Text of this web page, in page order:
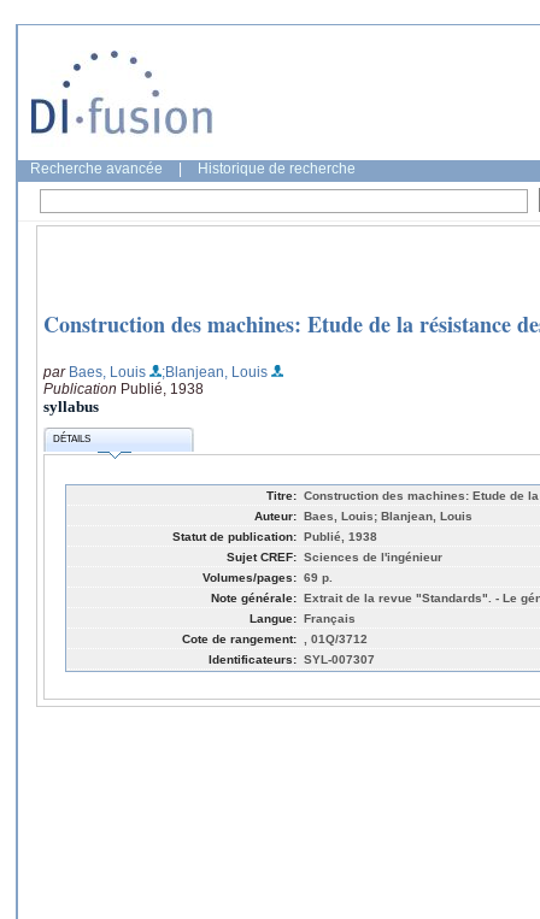
Recherche avancée Historique de recherche
Construction des machines: Etude de la résistance
par Baes, Louis
;Blanjean, Louis
Publication Publié, 1938
syllabus
DÉTAILS
Titre: Construction des machines: Etude de
Auteur: Baes, Louis; Blanjean, Louis
Statut de publication: Publié, 1938
Sujet CREF: Sciences de l'ingénieur
Volumes/pages: 69 p.
Note générale: Extrait de la revue "Standards". - Le
Langue: Français
Cote de rangement:
, 01Q/3712
Identificateurs: SYL-007307